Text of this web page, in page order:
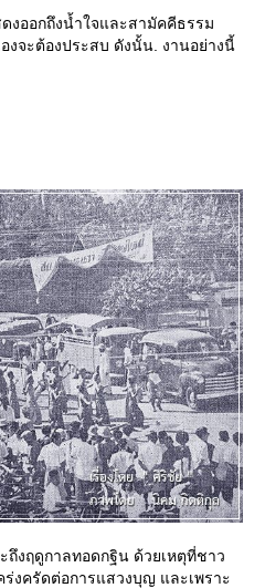
งออกถึงน้ำใจและสามัคคีธรรม
งจะต้องประสบ ดังนั้น. งานอย่างนี้
ถึงฤดูกาลทอดกฐิน ด้วยเหตุที่ชาว
งครัดต่อการแสวงบุญ และเพราะ